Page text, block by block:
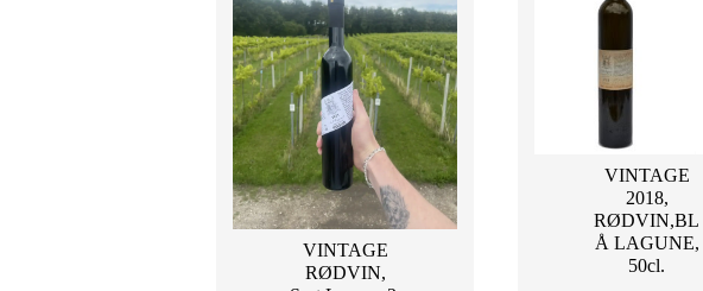
VINTAGE
RØDVIN,
VINTAGE
2018,
RØDVIN,BL
Å LAGUNE,
50cl.